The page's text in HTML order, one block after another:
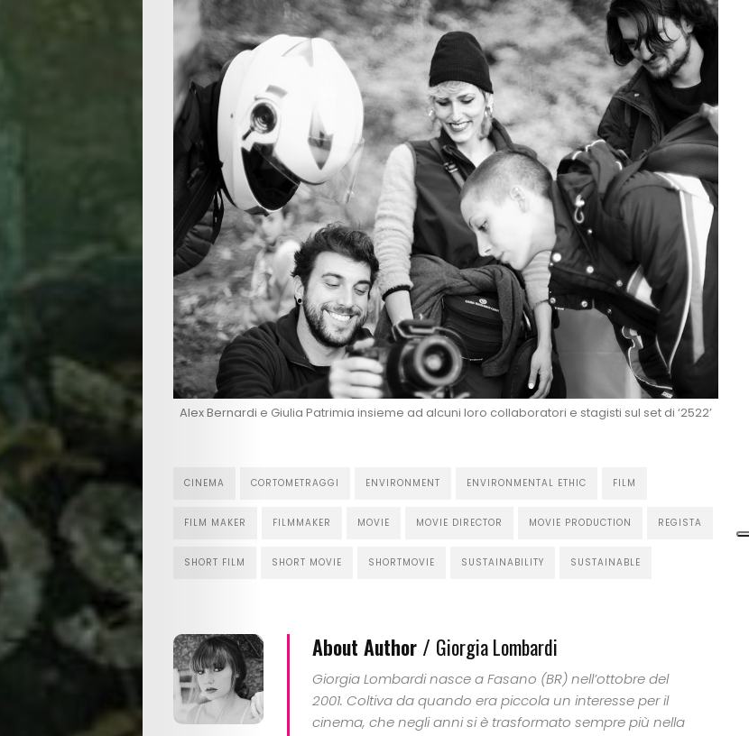
Alex Bernardi e Giulia Patrimia insieme ad alcuni loro collaboratori e stagisti sul set di ‘2522’
CINEMA CORTOMETRAGGI ENVIRONMENT ENVIRONMENTAL ETHIC FILM
FILM MAKER FILMMAKER MOVIE MOVIE DIRECTOR MOVIE PRODUCTION REGISTA
SHORT FILM SHORT MOVIE SHORTMOVIE SUSTAINABILITY SUSTAINABLE
About Author / Giorgia Lombardi
Giorgia Lombardi nasce a Fasano (BR) nell’ottobre del
2001. Coltiva da quando era piccola un interesse per il
cinema, che negli anni si è trasformato sempre più nella